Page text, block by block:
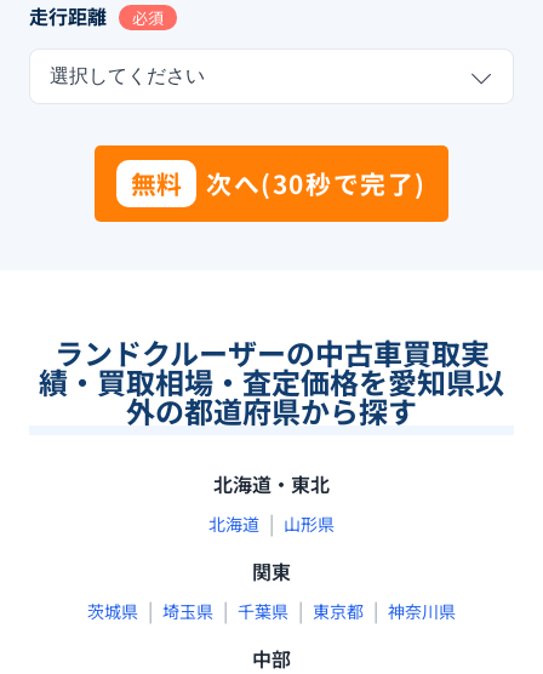
走行距離 必須
選択してください
無料 次へ(30秒で完了)
ランドクルーザーの中古車買取実
績・買取相場・査定価格を愛知県以
外の都道府県から探す
北海道・東北
北海道 | 山形県
関東
茨城県 | 埼玉県 | 千葉県 | 東京都 | 神奈川県
中部